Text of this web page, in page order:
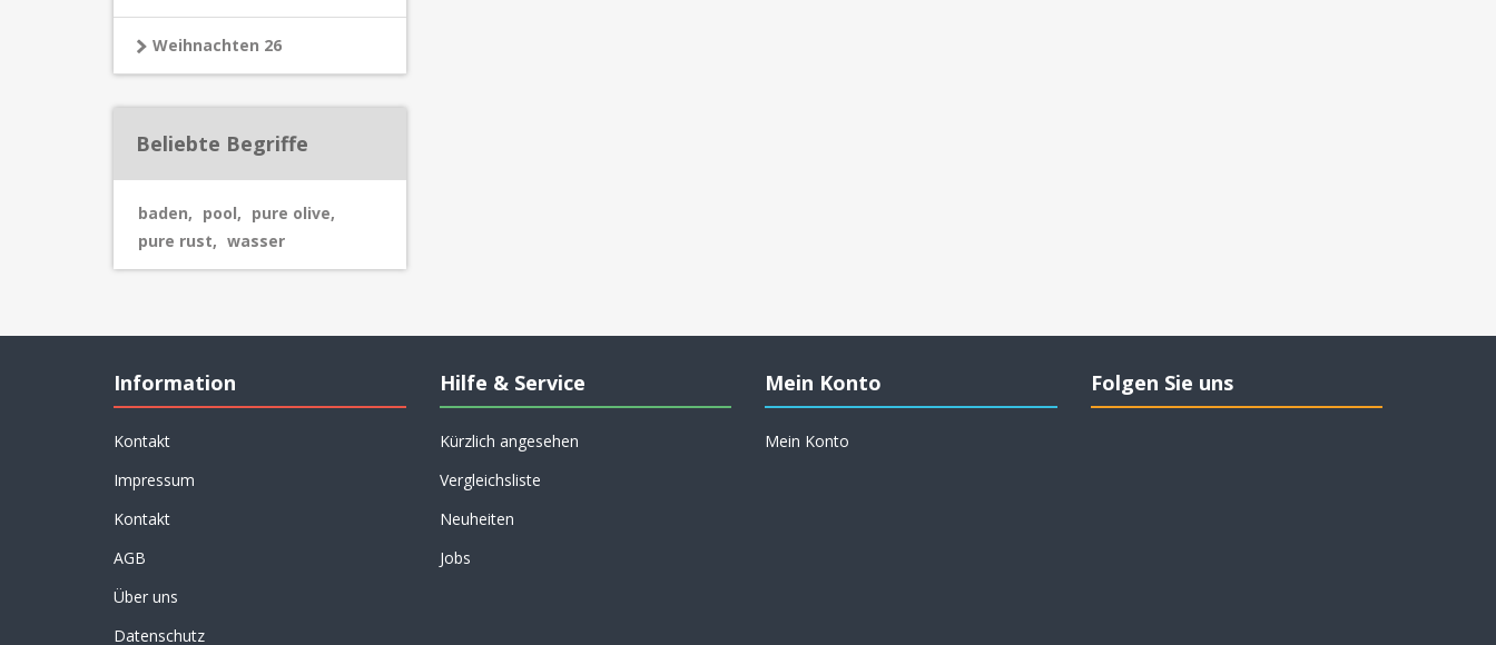
Weihnachten 26
Beliebte Begriffe
baden, pool, pure olive,
pure rust, wasser
Information
Kontakt
Impressum
Kontakt
AGB
Über uns
Datenschutz
Hilfe & Service
Kürzlich angesehen
Vergleichsliste
Neuheiten
Jobs
Mein Konto
Mein Konto
Folgen Sie uns